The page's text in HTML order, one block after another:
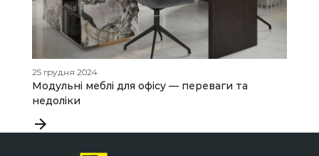
25 грудня 2024
Модульні меблі для офісу — переваги та
недоліки